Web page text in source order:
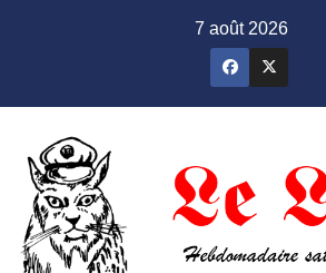
7 août 2026